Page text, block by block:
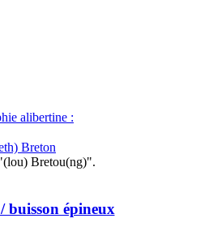
alibertine :
Breton
Bretou(ng)".
/ buisson épineux